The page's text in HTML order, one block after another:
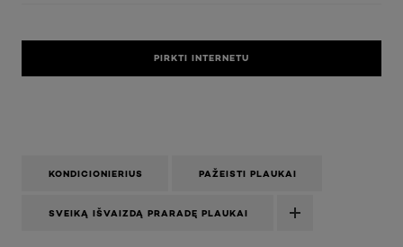
PIRKTI INTERNETU
KONDICIONIERIUS PAŽEISTI PLAUKAI
SVEIKĄ IŠVAIZDĄ PRARADĘ PLAUKAI